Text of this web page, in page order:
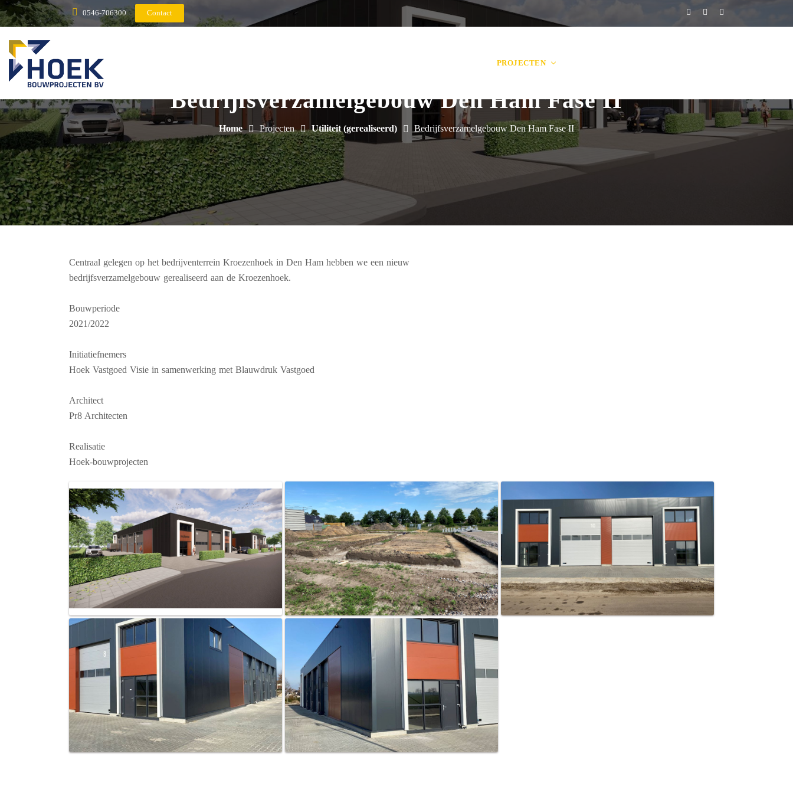
0546-706300 Contact
PROJECTEN
Bedrijfsverzamelgebouw Den Ham Fase II
Home Projecten Utiliteit (gerealiseerd) Bedrijfsverzamelgebouw Den Ham Fase II
Centraal gelegen op het bedrijventerrein Kroezenhoek in Den Ham hebben we een nieuw
bedrijfsverzamelgebouw gerealiseerd aan de Kroezenhoek.
Bouwperiode
2021/2022
Initiatiefnemers
Hoek Vastgoed Visie in samenwerking met Blauwdruk Vastgoed
Architect
Pr8 Architecten
Realisatie
Hoek-bouwprojecten